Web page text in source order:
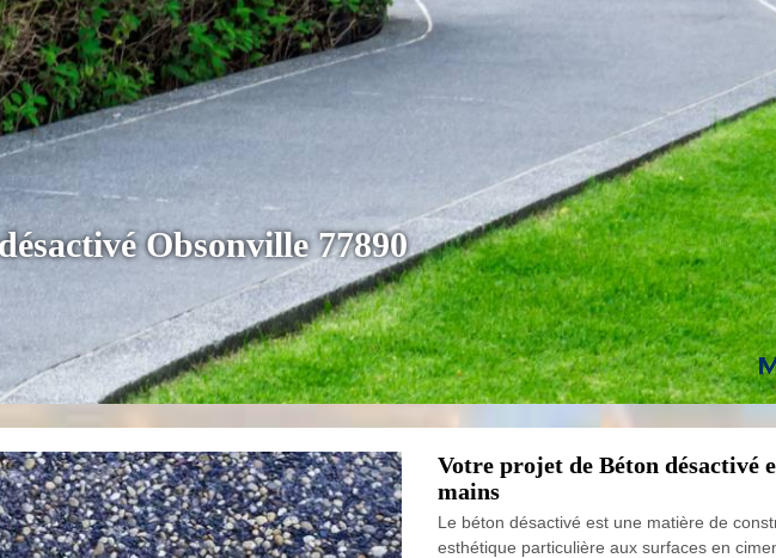
Obsonville 77890
Votre projet de Béton désactivé
mains
Le béton désactivé est une matière de
esthétique particulière aux surfaces en